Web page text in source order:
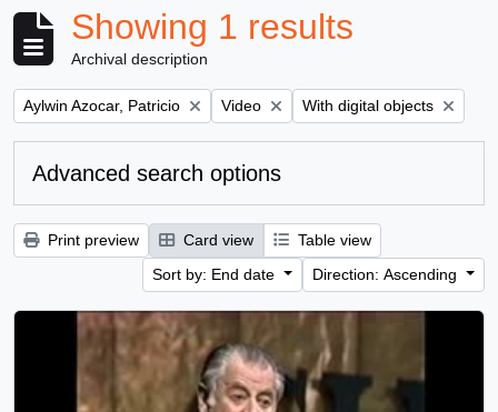
Showing 1 results
Archival description
Remove filter:
Aylwin Azocar, Patricio Remove filter:
Video Remove filter:
With digital objects
Advanced search options
Print preview Card view
Table view
Sort by: End date
Direction: Ascending